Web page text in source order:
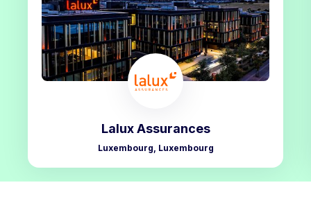
Lalux Assurances
Luxembourg, Luxembourg